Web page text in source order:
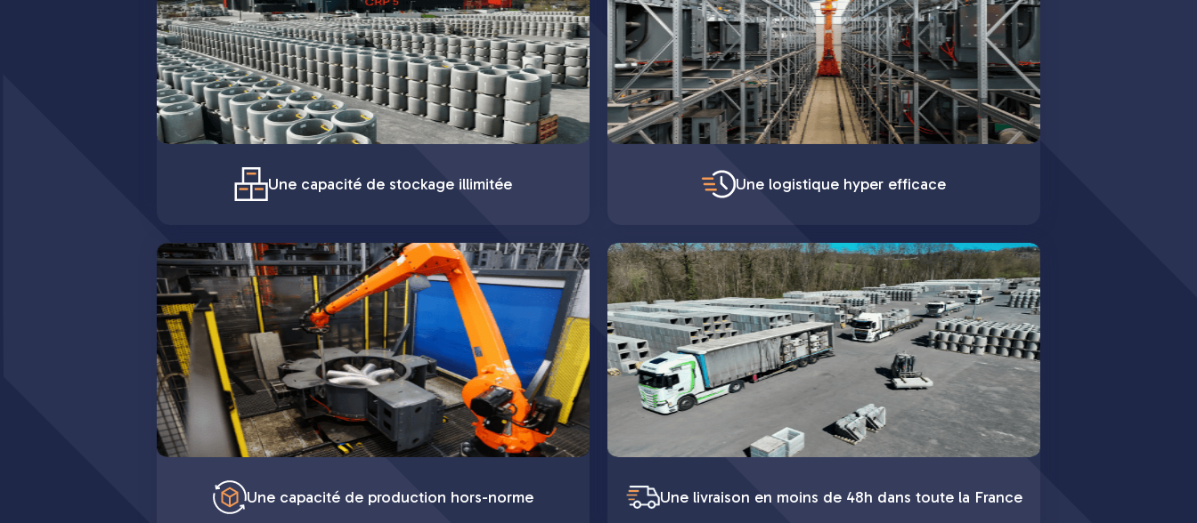
Une capacité de stockage illimitée Une logistique hyper efficace
Une capacité de production hors-norme Une livraison en moins de 48h dans toute la France